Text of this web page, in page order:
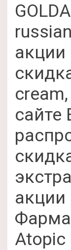
сайте
акции
Atopic